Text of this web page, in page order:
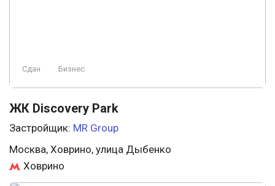
Сдан Бизнес
ЖК Discovery Park
Застройщик: MR Group
Москва, Ховрино, улица Дыбенко
Ховрино